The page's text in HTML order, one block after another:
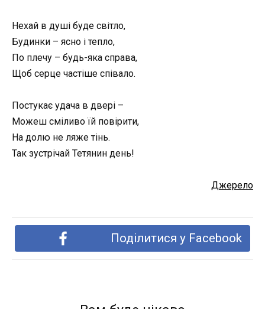
Нехай в душі буде світло,
Будинки – ясно і тепло,
По плечу – будь-яка справа,
Щоб серце частіше співало.
Постукає удача в двері –
Можеш сміливо їй повірити,
На долю не ляже тінь.
Так зустрічай Тетянин день!
Джерело
Поділитися у Facebook